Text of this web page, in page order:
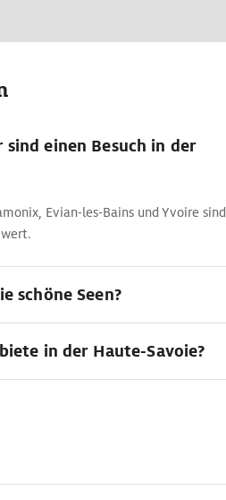
einen Besuch in der
Evian-les-Bains und Yvoire sind
schöne Seen?
in der Haute-Savoie?